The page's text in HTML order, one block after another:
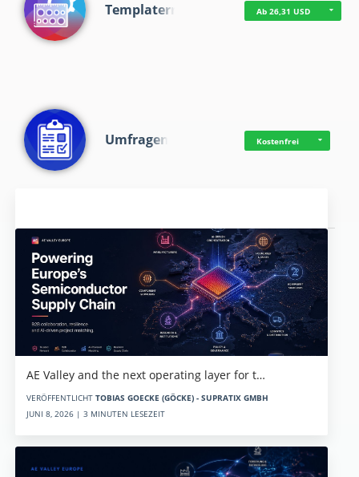
Templaterr Ab 26,31 USD
Umfragen Kostenfrei
AE Valley and the next operating layer for t…
VERÖFFENTLICHT TOBIAS GOECKE (GÖCKE) - SUPRATIX GMBH
JUNI 8, 2026 | 3 MINUTEN LESEZEIT